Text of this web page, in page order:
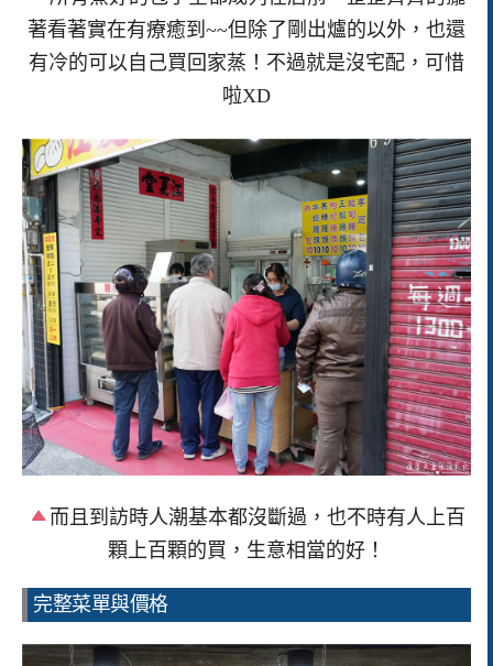
著看著實在有療癒到~~但除了剛出爐的以外，也還
有冷的可以自己買回家蒸！不過就是沒宅配，可惜
啦XD
而且到訪時人潮基本都沒斷過，也不時有人上百
顆上百顆的買，生意相當的好！
完整菜單與價格